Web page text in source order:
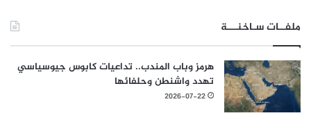
ملفــات سـاخنـــة
هرمز وباب المندب.. تداعيات كابوس جيوسياسي
تهدد واشنطن وحلفائها
2026-07-22